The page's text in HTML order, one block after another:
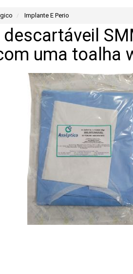
Implante E Perio
uma toalha